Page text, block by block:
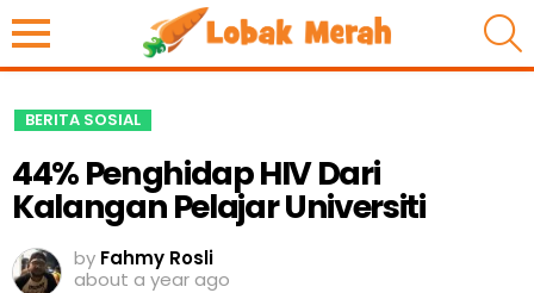
BERITA SOSIAL
44% Penghidap HIV Dari
Kalangan Pelajar Universiti
by Fahmy Rosli
about a year ago